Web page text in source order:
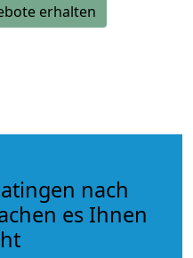
erhalten
nach
es Ihnen